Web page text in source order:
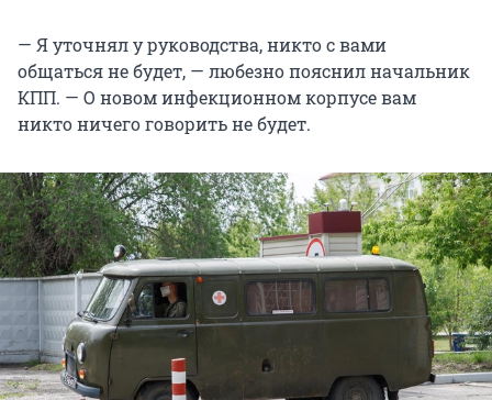
— Я уточнял у руководства, никто с вами
общаться не будет, — любезно пояснил начальник
КПП. — О новом инфекционном корпусе вам
никто ничего говорить не будет.